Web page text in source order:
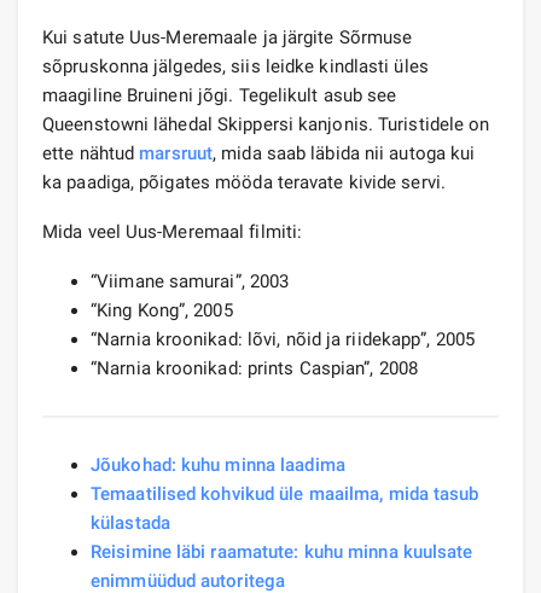
Kui satute Uus-Meremaale ja järgite Sõrmuse
sõpruskonna jälgedes, siis leidke kindlasti üles
maagiline Bruineni jõgi. Tegelikult asub see
Queenstowni lähedal Skippersi kanjonis. Turistidele on
ette nähtud marsruut, mida saab läbida nii autoga kui
ka paadiga, põigates mööda teravate kivide servi.
Mida veel Uus-Meremaal filmiti:
“Viimane samurai”, 2003
“King Kong”, 2005
“Narnia kroonikad: lõvi, nõid ja riidekapp”, 2005
“Narnia kroonikad: prints Caspian”, 2008
Jõukohad: kuhu minna laadima
Temaatilised kohvikud üle maailma, mida tasub
külastada
Reisimine läbi raamatute: kuhu minna kuulsate
enimmüüdud autoritega